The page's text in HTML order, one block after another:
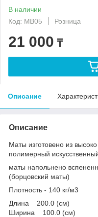
В наличии
Код: MB05
Розница
21 000 ₸
Описание
Описание
Маты изготовено из
полимерный
маты напольнено
(борцовский маты)
Плотность - 140 кг/м3
Длина 200.0 (см)
Ширина 100.0 (см)